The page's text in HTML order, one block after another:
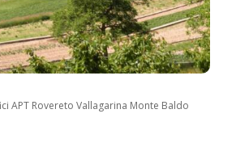
APT Rovereto Vallagarina Monte Baldo